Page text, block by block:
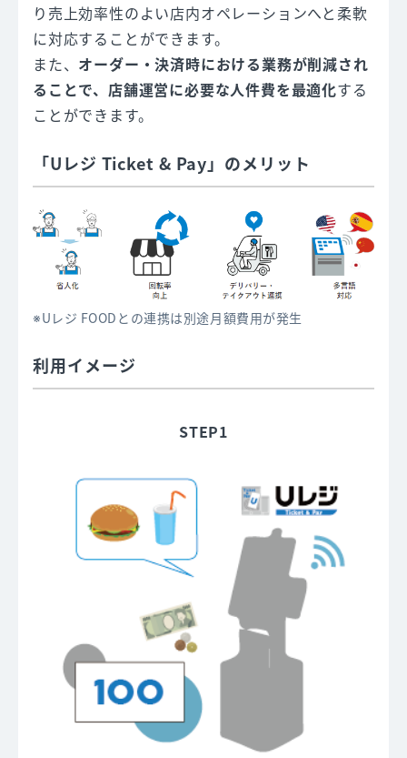
り売上効率性のよい店内オペレーションへと柔軟
に対応することができます。
また、 オーダー・決済時における業務が削減され
ることで、店舗運営に必要な人件費を最適化する
ことができます。
「Uレジ Ticket & Pay」のメリット
Uレジ FOODとの連携は別途月額費用が発生
利用イメージ
STEP1